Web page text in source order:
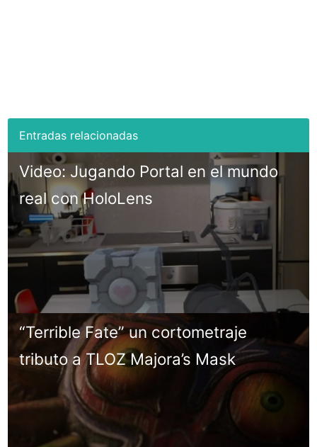
Video: Jugando Portal en el mundo
real con HoloLens
“Terrible Fate” un cortometraje
tributo a TLOZ Majora’s Mask